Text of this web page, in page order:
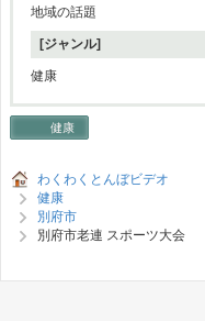
地域の話題
[ジャンル]
健康
健康
わくわくとんぼビデオ
健康
別府市
別府市老連 スポーツ大会